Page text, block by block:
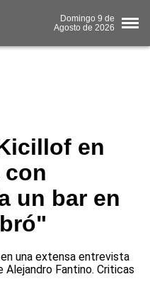
Domingo 9 de
Agosto de 2026
en
con
un bar en
una extensa entrevista
Fantino. Criticas